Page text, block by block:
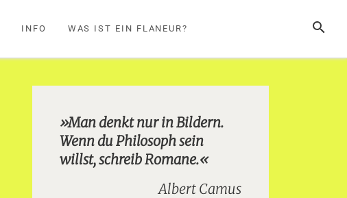
SUCHE
INFO WAS IST EIN FLANEUR?
»Man denkt nur in Bildern.
Wenn du Philosoph sein
willst, schreib Romane.«
Albert Camus